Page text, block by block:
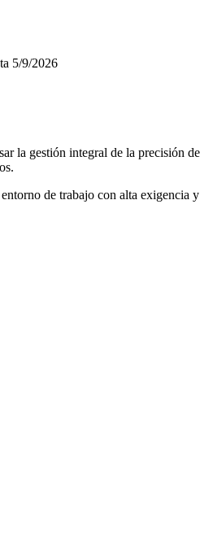
5/9/2026
la gestión integral de la precisión
de trabajo con alta exigencia